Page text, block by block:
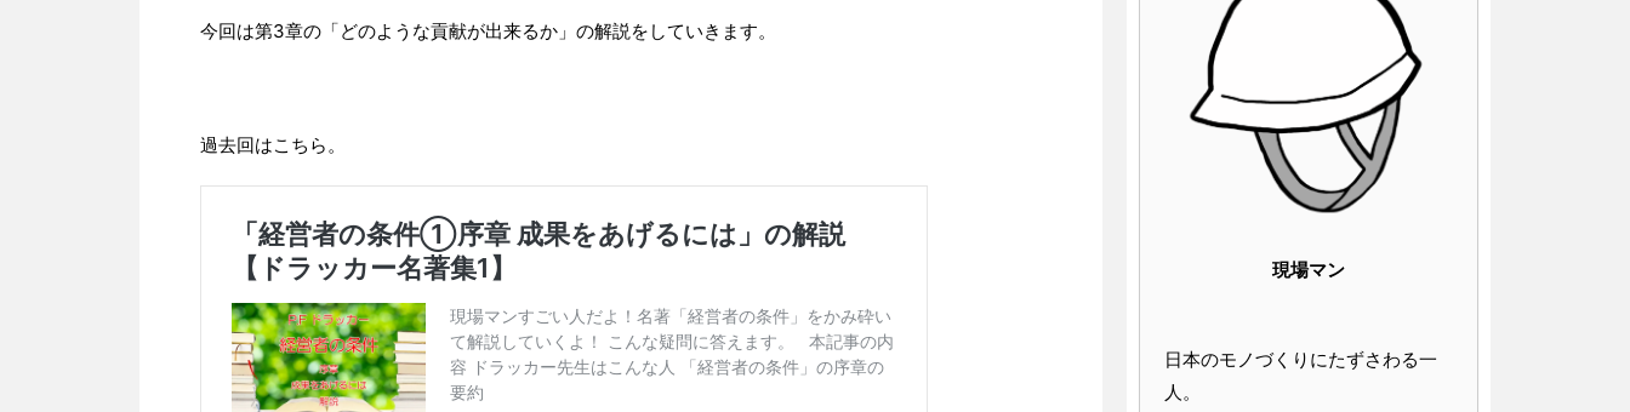
今回は第3章の「どのような貢献が出来るか」の解説をしていきます。
過去回はこちら。
現場マン
日本のモノづくりにたずさわる一
人。